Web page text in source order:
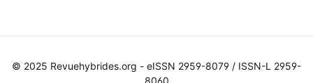
© 2025 Revuehybrides.org - eISSN 2959-8079 / ISSN-L 2959-